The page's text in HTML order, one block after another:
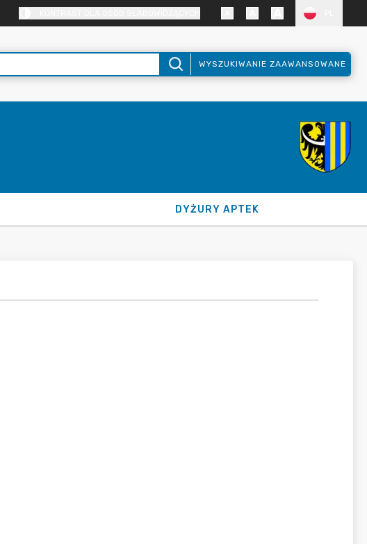
WYSZUKIWANIE ZAAWANSOWANE
DYŻURY APTEK